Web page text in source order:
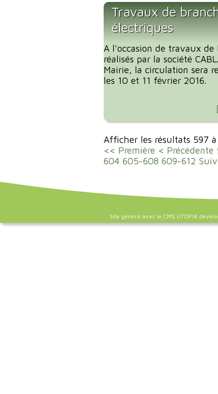
Travaux de
électriques
A l'occasion de travaux
réalisés par la société
Mairie, la circulation sera
les 10 et 11 février 2016.
Afficher les résultats 597
<< Première < Précédente
604 605-608 609-612
Site généré avec le CMS UTOPIA